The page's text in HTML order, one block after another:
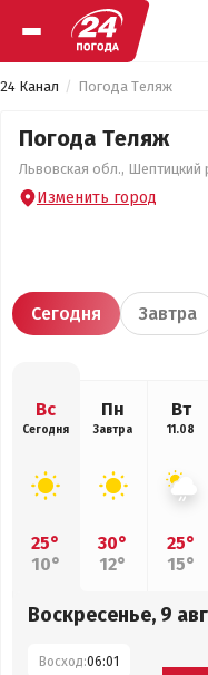
24 Канал Погода Теляж
Погода Теляж
Львовская обл., Шептицкий
Изменить город
Сегодня Завтра
Вс
Сегодня
25°
10°
Пн
Завтра
30°
12°
Вт
11.08
25°
15°
Воскресенье, 9
Восход:06:01